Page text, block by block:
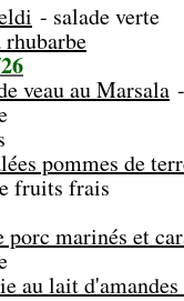
- salade verte
veau au Marsala
pommes de
frais
porc marinés et
au lait